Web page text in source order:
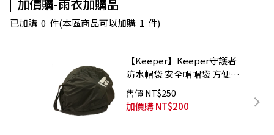
加價購-雨衣加購品
已加購 0 件(本區商品可以加購 1 件)
【Keeper】Keeper守護者
防水帽袋 安全帽帽袋 方便攜
帶 超大容量
售價 NT$250
加價購NT$200